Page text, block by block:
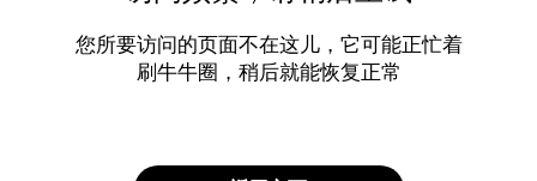
您所要访问的页面不在这儿，它可能正忙着
刷牛牛圈，稍后就能恢复正常